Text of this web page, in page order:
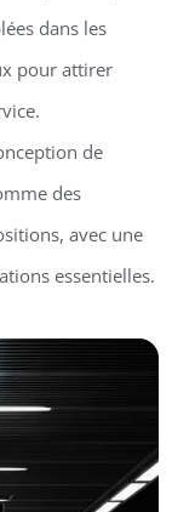
dans les
pour attirer
de
des
avec une
essentielles.